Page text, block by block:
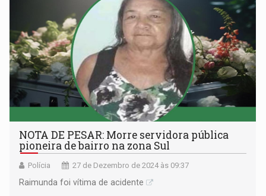
NOTA DE PESAR: Morre servidora pública
pioneira de bairro na zona Sul
Polícia 27 de Dezembro de 2024 às 09:37
Raimunda foi vítima de acidente